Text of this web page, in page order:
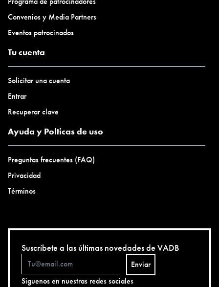
Convenios y Media Partners
Eventos patrocinados
Tu cuenta
Solicitar una cuenta
Entrar
Recuperar clave
Ayuda y Polticas de uso
Preguntas frecuentes (FAQ)
Privacidad
Términos
Suscríbete a las últimas novedades de VADB
Enviar
Siguenos en nuestras redes sociales